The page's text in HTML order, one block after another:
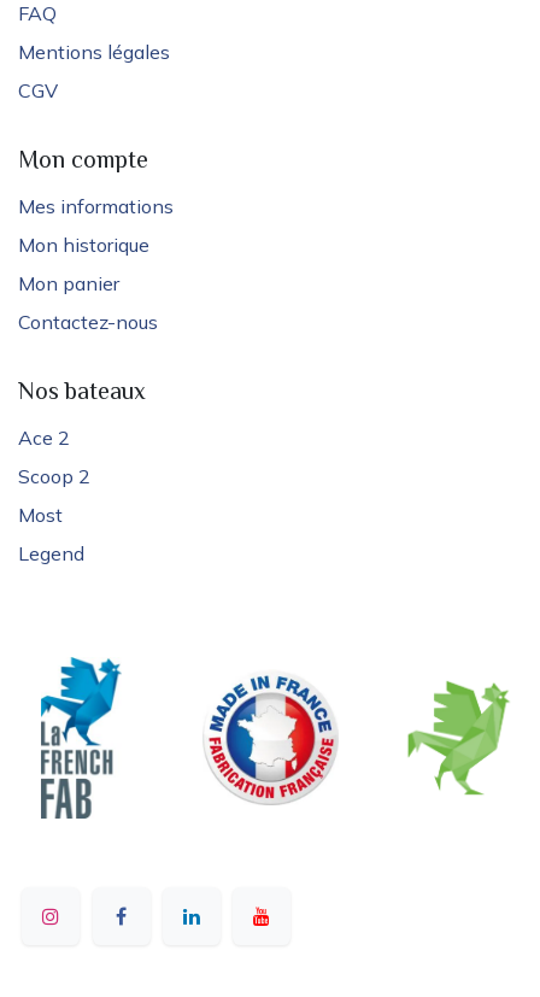
FAQ
Mentions légales
CGV
Mon compte
Mes informations
Mon historique
Mon panier
Contactez-nous
Nos bateaux
Ace 2
Scoop 2
Most
Legend